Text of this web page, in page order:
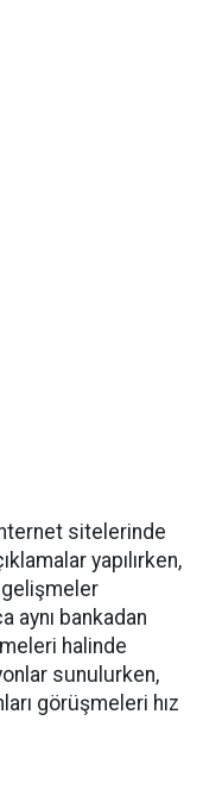
sitelerinde
yapılırken,
aynı bankadan
halinde
sunulurken,
görüşmeleri hız